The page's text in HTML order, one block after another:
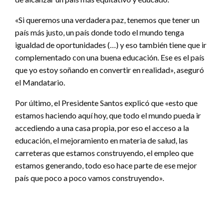
«Si queremos una verdadera paz, tenemos que tener un
país más justo, un país donde todo el mundo tenga
igualdad de oportunidades (…) y eso también tiene que ir
complementado con una buena educación. Ese es el país
que yo estoy soñando en convertir en realidad», aseguró
el Mandatario.
Por último, el Presidente Santos explicó que «esto que
estamos haciendo aquí hoy, que todo el mundo pueda ir
accediendo a una casa propia, por eso el acceso a la
educación, el mejoramiento en materia de salud, las
carreteras que estamos construyendo, el empleo que
estamos generando, todo eso hace parte de ese mejor
país que poco a poco vamos construyendo».